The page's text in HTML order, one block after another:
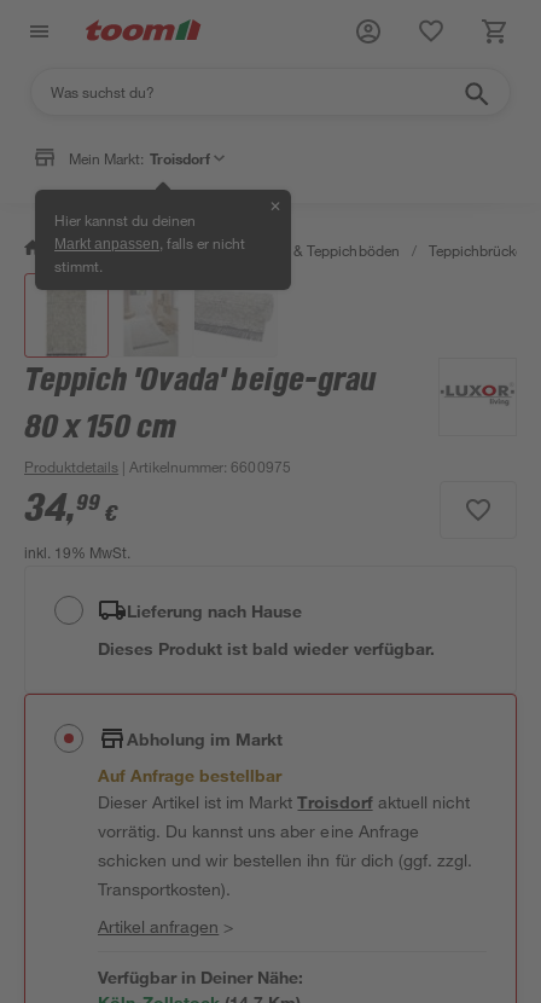
Mein Markt: Troisdorf
Hier kannst du deinen
Markt anpassen , falls er nicht
stimmt.
✕
/ Wohnen & Haushalt / Teppiche & Teppichböden / Teppichbrücken
Teppich 'Ovada' beige-grau
80 x 150 cm
Produktdetails | Artikelnummer:6600975
34,99 €
inkl. 19% MwSt.
Lieferung nach Hause
Dieses Produkt ist bald wieder verfügbar.
Abholung im Markt
Auf Anfrage bestellbar
Dieser Artikel ist im MarktTroisdorfaktuell nicht
vorrätig. Du kannst uns aber eine Anfrage
schicken und wir bestellen ihn für dich (ggf. zzgl.
Transportkosten).
Artikel anfragen >
Verfügbar in Deiner Nähe: